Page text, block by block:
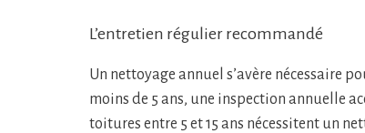
L’entretien régulier recommandé
Un nettoyage annuel s’avère nécessaire
moins de 5 ans, une inspection annuelle
toitures entre 5 et 15 ans nécessitent un